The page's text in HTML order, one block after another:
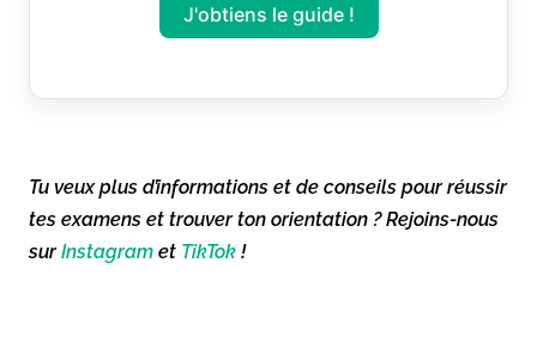
J'obtiens le guide !
Tu veux plus d’informations et de conseils pour réussir
tes examens et trouver ton orientation ? Rejoins-nous
surInstagram et TikTok !